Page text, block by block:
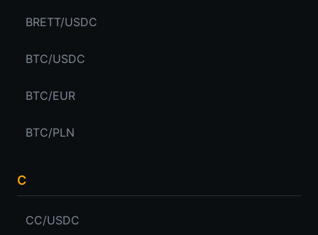
BRETT/USDC
BTC/USDC
BTC/EUR
BTC/PLN
C
CC/USDC